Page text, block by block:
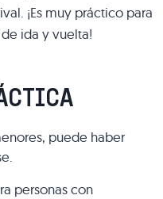
¡Es muy práctico para
ida y vuelta!
puede haber
personas con